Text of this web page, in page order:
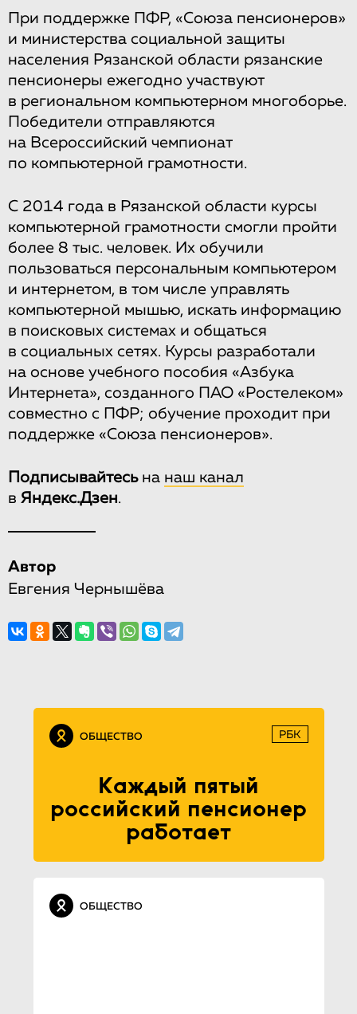
При поддержке ПФР, «Союза пенсионеров»
и министерства социальной защиты
населения Рязанской области рязанские
пенсионеры ежегодно участвуют
в региональном компьютерном многоборье.
Победители отправляются
на Всероссийский чемпионат
по компьютерной грамотности.
С 2014 года в Рязанской области курсы
компьютерной грамотности смогли пройти
более 8 тыс. человек. Их обучили
пользоваться персональным компьютером
и интернетом, в том числе управлять
компьютерной мышью, искать информацию
в поисковых системах и общаться
в социальных сетях. Курсы разработали
на основе учебного пособия «Азбука
Интернета», созданного ПАО «Ростелеком»
совместно с ПФР; обучение проходит при
поддержке «Союза пенсионеров».
Подписывайтесьна наш канал
в Яндекс.Дзен.
Автор
Евгения Чернышёва
ОБЩЕСТВО РБК
Каждый пятый
российский пенсионер
работает
ОБЩЕСТВО